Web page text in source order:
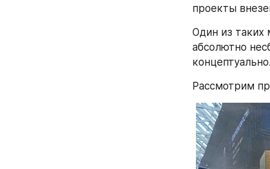
проекты
Один из таких
абсолютно
Рассмотрим